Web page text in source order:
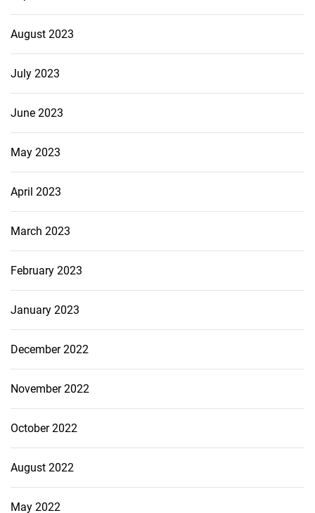
August 2023
July 2023
June 2023
May 2023
April 2023
March 2023
February 2023
January 2023
December 2022
November 2022
October 2022
August 2022
May 2022